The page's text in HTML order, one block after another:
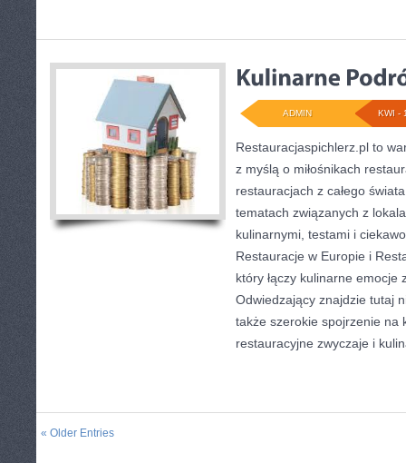
KWI -
ADMIN
Restauracjaspichlerz.pl to
z myślą o miłośnikach
restauracjach z całego
tematach związanych z
kulinarnymi, testami i
Restauracje w Europie i
który łączy kulinarne emocje
Odwiedzający znajdzie tutaj
także szerokie spojrzenie na
restauracyjne zwyczaje i
« Older Entries